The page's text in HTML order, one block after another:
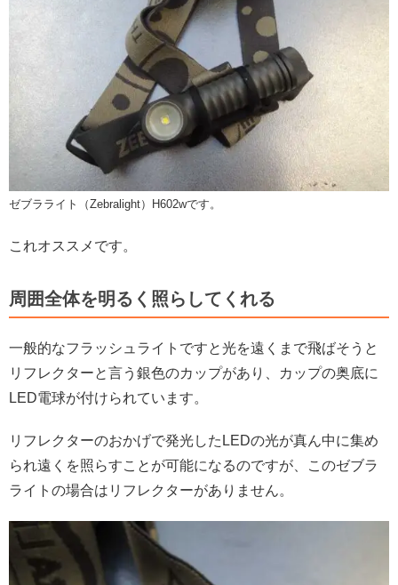
ゼブラライト（Zebralight）H602wです。
これオススメです。
周囲全体を明るく照らしてくれる
一般的なフラッシュライトですと光を遠くまで飛ばそうと
リフレクターと言う銀色のカップがあり、
カップの奥底に
LED電球が付けられています。
リフレクターのおかげで発光したLEDの光が真ん中に集め
られ遠くを照らすことが可能になるのですが、
このゼブラ
ライトの場合はリフレクターがありません。